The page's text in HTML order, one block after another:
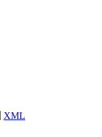
XML